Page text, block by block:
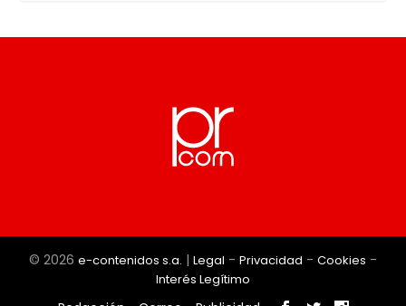
© 2026 e-contenidos s.a. | Legal - Privacidad - Cookies -
Interés Legítimo